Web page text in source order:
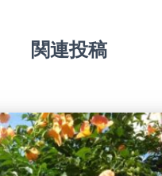
関連投稿